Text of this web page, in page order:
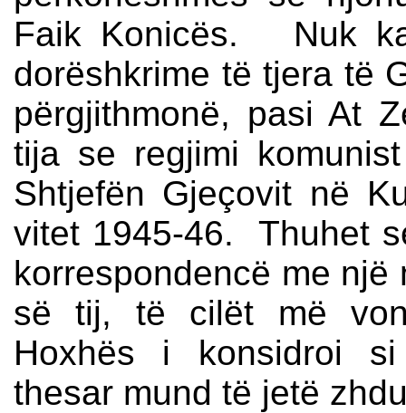
Faik Konicës. Nuk
dorëshkrime të tjera të
përgjithmonë, pasi At
tija se regjimi
Shtjefën Gjeçovit në
vitet 1945-46. Thuhet
korrespondencë me
së tij, të cilët më
Hoxhës i konsidroi
thesar mund të jetë